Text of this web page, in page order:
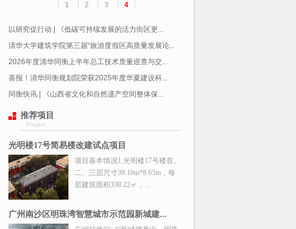
1 2 3 4
以研究促行动 | 《低碳可持续发展的活力街区更...
清华大学建筑学院第三届“旅游度假区高质量发展论...
2026年度清华同衡上半年总工技术质量巡查与交...
喜报！清华同衡规划院荣获2025年度华夏建设科...
同衡快讯 | 《山西省文化和自然遗产空间整体保...
推荐项目
Project
光明楼17号简易楼改建试点项目
项目基本情况1.光明楼17号楼首、
二、三层尺寸39.10m*8.65m，每
层建筑面积338.22㎡，...
广州南沙区明珠湾智慧城市示范园新城建...